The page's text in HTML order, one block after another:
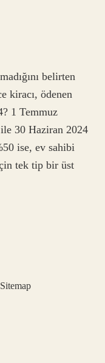
belirten
kiracı, ödenen
1 Temmuz
30 Haziran 2024
ise, ev sahibi
tek tip bir üst
Sitemap